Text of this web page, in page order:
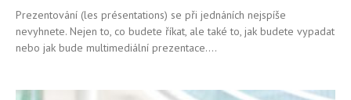
Prezentování (les présentations) se při jednáních nejspíše
nevyhnete. Nejen to, co budete říkat, ale také to, jak budete vypadat
nebo jak bude multimediální prezentace....